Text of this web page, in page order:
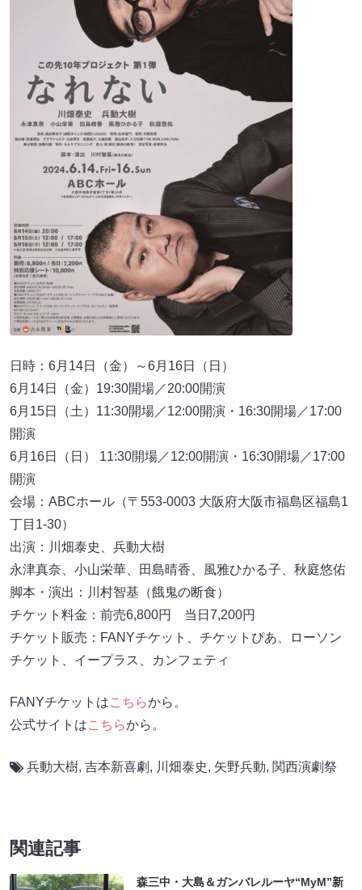
日時：6月14日（金）～6月16日（日）
6月14日（金）19:30開場／20:00開演
6月15日（土）11:30開場／12:00開演・16:30開場／17:00
開演
6月16日（日） 11:30開場／12:00開演・16:30開場／17:00
開演
会場：ABCホール（〒553-0003 大阪府大阪市福島区福島1
丁目1-30）
出演：川畑泰史、兵動大樹
永津真奈、小山栄華、田島晴香、風雅ひかる子、秋庭悠佑
脚本・演出：川村智基（餓鬼の断食）
チケット料金：前売6,800円 当日7,200円
チケット販売：FANYチケット、チケットぴあ、ローソン
チケット、イープラス、カンフェティ
FANYチケットはこちらから。
公式サイトはこちらから。
兵動大樹, 吉本新喜劇 , 川畑泰史, ⽮野兵動, 関西演劇祭
関連記事
森三中・大島＆ガンバレルーヤ“MyM”新